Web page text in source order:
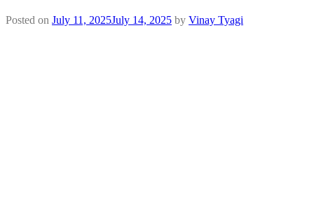
Posted on July 11, 2025July 14, 2025 by Vinay Tyagi